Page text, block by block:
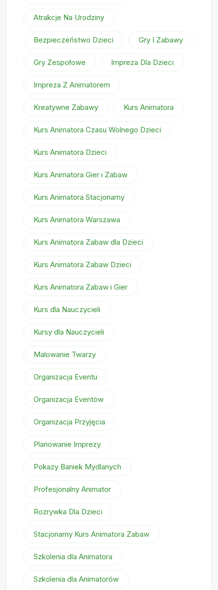
Atrakcje Na Urodziny
Bezpieczeństwo Dzieci Gry I Zabawy
Gry Zespołowe Impreza Dla Dzieci
Impreza Z Animatorem
Kreatywne Zabawy Kurs Animatora
Kurs Animatora Czasu Wolnego Dzieci
Kurs Animatora Dzieci
Kurs Animatora Gier i Zabaw
Kurs Animatora Stacjonarny
Kurs Animatora Warszawa
Kurs Animatora Zabaw dla Dzieci
Kurs Animatora Zabaw Dzieci
Kurs Animatora Zabaw i Gier
Kurs dla Nauczycieli
Kursy dla Nauczycieli
Malowanie Twarzy
Organizacja Eventu
Organizacja Eventów
Organizacja Przyjęcia
Planowanie Imprezy
Pokazy Baniek Mydlanych
Profesjonalny Animator
Rozrywka Dla Dzieci
Stacjonarny Kurs Animatora Zabaw
Szkolenia dla Animatora
Szkolenia dla Animatorów